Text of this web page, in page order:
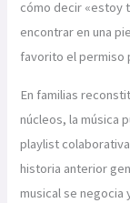
cómo decir «estoy
encontrar en una
favorito el permiso
En familias
núcleos, la música
playlist
historia anterior
musical se negocia